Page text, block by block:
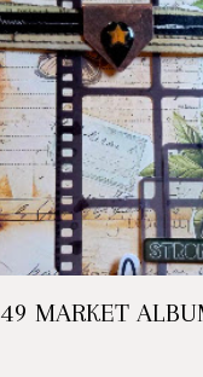
49 MARKET